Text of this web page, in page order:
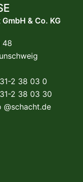
& Co. KG
48
2 38 03 0
2 38 03 30
@schacht.de